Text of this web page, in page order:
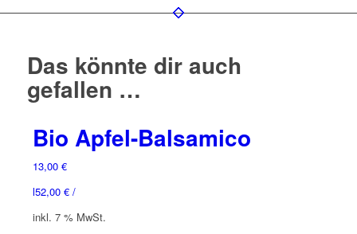
Das könnte dir auch
gefallen …
Bio Apfel-Balsamico
13,00 €
52,00 €/
l
inkl. 7 % MwSt.